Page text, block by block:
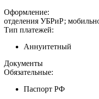
Оформление:
отделения УБРиР;
Тип платежей:
Аннуитетный
Документы
Обязательные:
Паспорт РФ